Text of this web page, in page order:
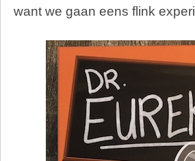
want we gaan eens flink